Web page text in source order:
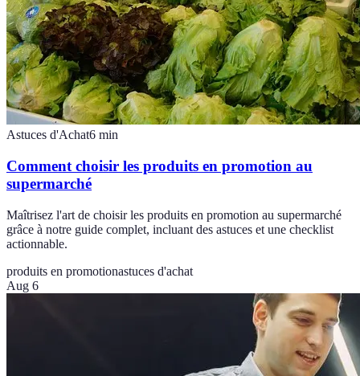
Astuces d'Achat6 min
Comment choisir les produits en promotion au
supermarché
Maîtrisez l'art de choisir les produits en promotion au supermarché
grâce à notre guide complet, incluant des astuces et une checklist
actionnable.
produits en promotionastuces d'achat
Aug 6